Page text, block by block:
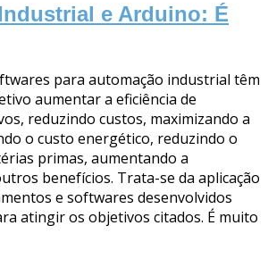
e Arduino: É
para automação industrial têm
aumentar a eficiência de
reduzindo custos, maximizando a
o custo energético, reduzindo o
primas, aumentando a
benefícios. Trata-se da aplicação
e softwares desenvolvidos
atingir os objetivos citados. É muito